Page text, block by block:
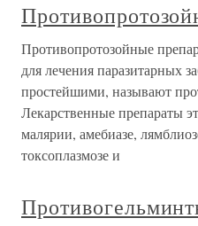
Противопротозойные
для лечения паразитарных
простейшими, называют
Лекарственные препараты
малярии, амебиазе,
токсоплазмозе и